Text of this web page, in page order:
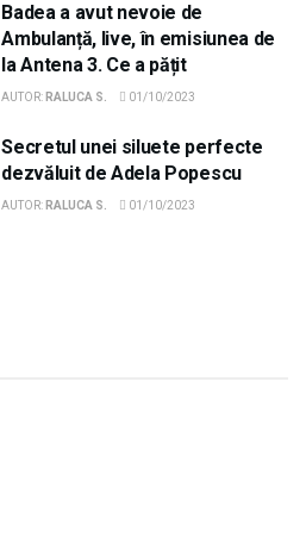
Badea a avut nevoie de
Ambulanță, live, în emisiunea de
la Antena 3. Ce a pățit
AUTOR: RALUCA S. 01/10/2023
Secretul unei siluete perfecte
dezvăluit de Adela Popescu
AUTOR: RALUCA S. 01/10/2023